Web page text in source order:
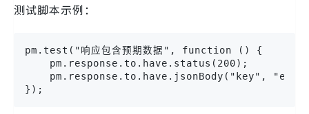
测试脚本示例：
pm.test("响应包含预期数据", function () {
    pm.response.to.have.status(200);
pm.response.to.have.jsonBody("key",
});